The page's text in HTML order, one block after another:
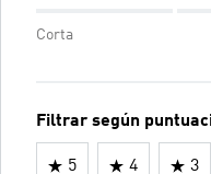
Corta
Filtrar según
5 4 3